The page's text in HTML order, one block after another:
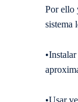
Por ello
sistema
•